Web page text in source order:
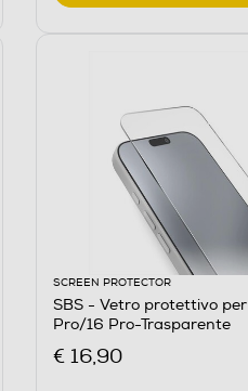
SCREEN PROTECTOR
SBS - Vetro protettivo per iPhone 17/17
Pro/16 Pro-Trasparente
€ 16,90